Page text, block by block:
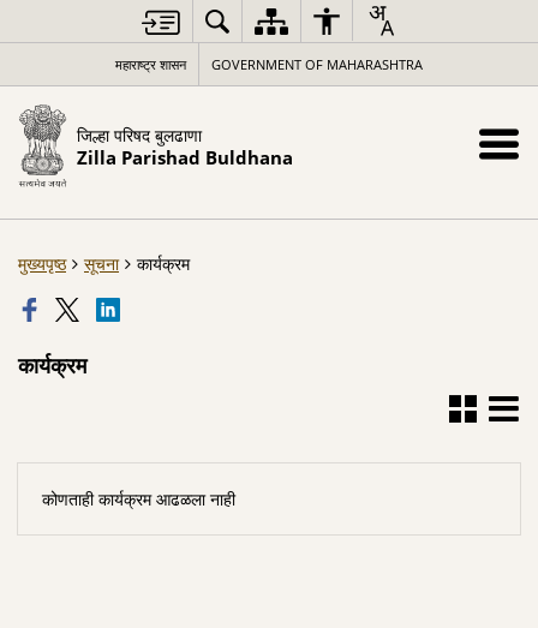
महाराष्ट्र शासन GOVERNMENT OF MAHARASHTRA
जिल्हा परिषद बुलढाणा
Zilla Parishad Buldhana
मुख्यपृष्ठ सूचना कार्यक्रम
कार्यक्रम
कोणताही कार्यक्रम आढळला नाही